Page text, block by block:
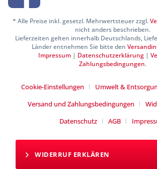
* Alle Preise inkl. gesetzl. Mehrwertsteuer zzgl.
nicht anders beschrieben.
Lieferzeiten gelten innerhalb Deutschlands,
Länder entnehmen Sie bitte den
Impressum | Datenschutzerklärung |
Zahlungsbedingungen.
Cookie-Einstellungen Umwelt &
Versand und Zahlungsbedingungen
Datenschutz
AGB
WIDERRUF ERKLÄREN